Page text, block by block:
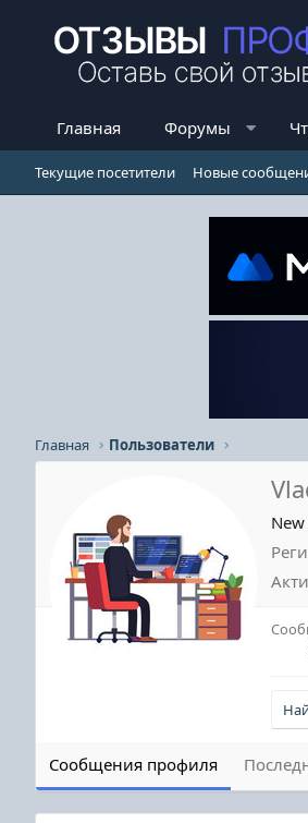
Главная Форумы
Текущие посетители Новые
Главная Пользователи
Сообщения профиля